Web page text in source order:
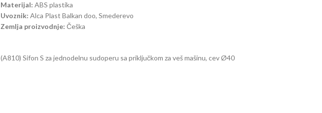
Materijal: ABS plastika
Uvoznik: Alca Plast Balkan doo, Smederevo
Zemlja proizvodnje: Češka
(A810) Sifon S za jednodelnu sudoperu sa priključkom za veš mašinu, cev Ø40